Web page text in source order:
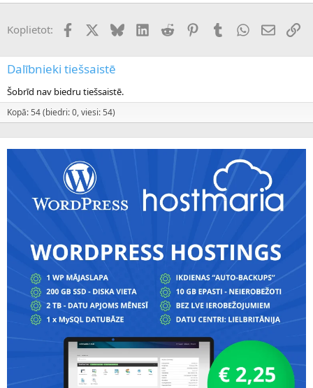
Koplietot: FacebookX (Twitter)
BlueskyLinkedInReddit PinterestTumblrWhatsApp
E-pasts
Dalībnieki tiešsaistē
Šobrīd nav biedru tiešsaistē.
Kopā: 54 (biedri: 0, viesi: 54)